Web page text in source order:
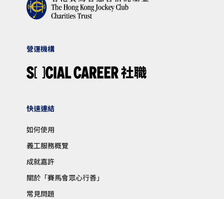
營運機構
快速連結
如何使用
義工服務概覽
成就嘉許
關於「賽馬會眾心行善」
常見問題